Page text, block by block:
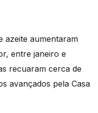
azeite aumentaram
entre janeiro e
recuaram cerca de
avançados pela Casa